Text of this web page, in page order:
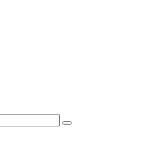
Москвы, России и всего мира